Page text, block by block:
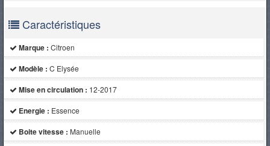
Caractéristiques
Marque : Citroen
Modèle : C Elysée
Mise en circulation : 12-2017
Energie : Essence
Boite vitesse : Manuelle